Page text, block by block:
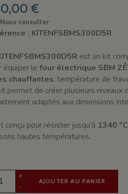
€
Nous consulter
: KITENFSBMS300D5R
est un kit
équiper le four électrique SBM
chauffantes, température de
permet de créer plusieurs niveaux
adaptés aux dimensions
conçu pour résister jusqu’à 1340 °C
hautes températures.
+
-
AJOUTER AU PANIER